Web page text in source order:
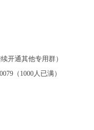
开通其他专用群）
（1000人已满）